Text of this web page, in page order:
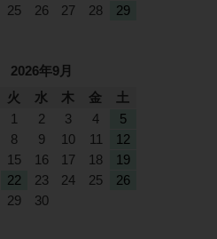
25 26 27 28
29
2026年9月
火 水 木 金
土
1
2 3 4
5
8 9 10 11
12
15 16 17 18
19
22 23 24 25
26
29 30